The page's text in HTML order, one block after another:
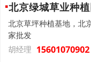
北京绿城草业种
北京草坪种植基地，北
家批发
胡经理 15601070902